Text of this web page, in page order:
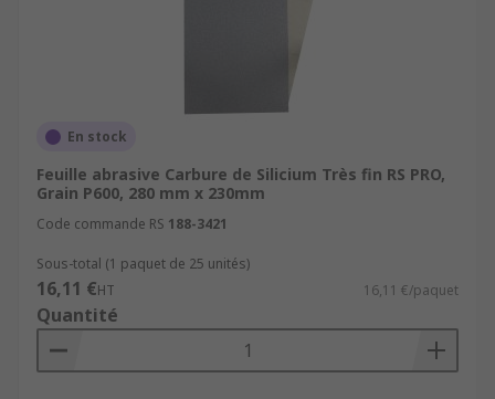
En stock
Feuille abrasive Carbure de Silicium Très fin RS PRO,
Grain P600, 280 mm x 230mm
Code commande RS 188-3421
Sous-total (1 paquet de 25 unités)
16,11 €HT 16,11 €/paquet
Quantité